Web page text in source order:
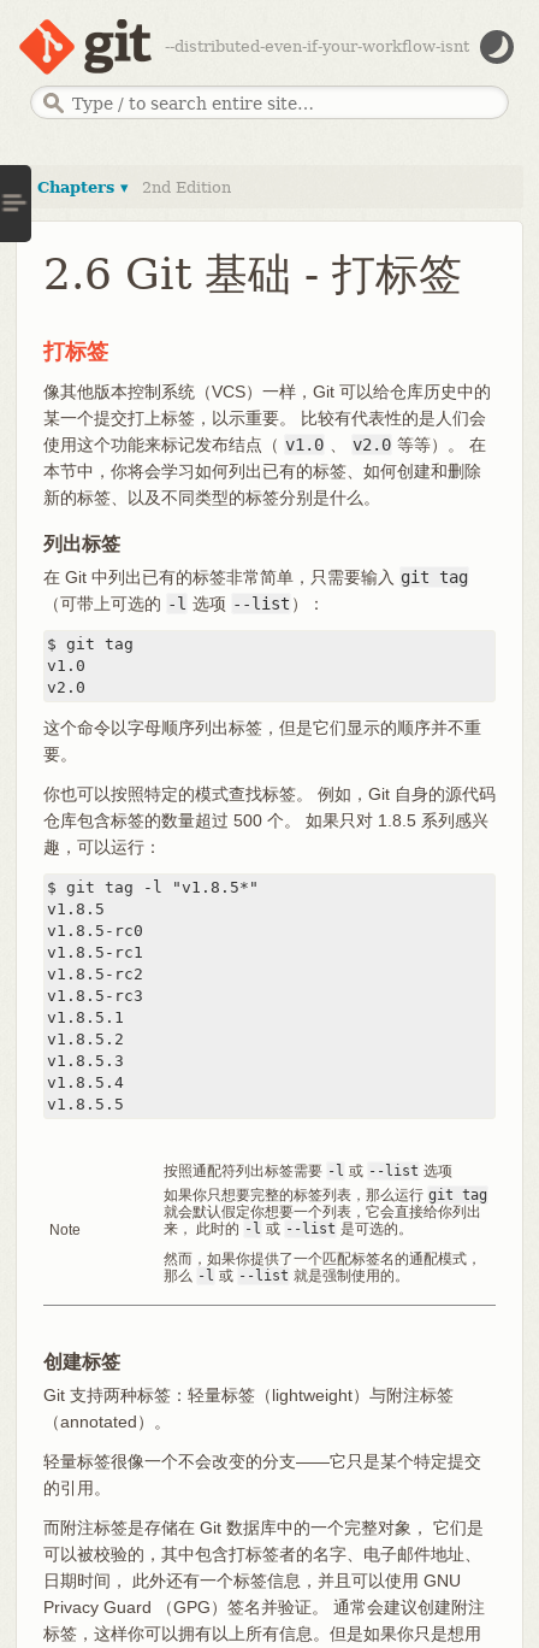
--distributed-even-if-your-workflow-isnt
Chapters ▾ 2nd Edition
2.6 Git 基础 - 打标签
打标签
像其他版本控制系统（VCS）一样，Git 可以给仓库历史中的
某一个提交打上标签，以示重要。 比较有代表性的是人们会
使用这个功能来标记发布结点（ v1.0 v2.0 等等）。 在
本节中，你将会学习如何列出已有的标签、如何创建和删除
新的标签、以及不同类型的标签分别是什么。
列出标签
在 Git 中列出已有的标签非常简单，只需要输入 git tag
（可带上可选的 -l 选项 --list ）：
$ git tag
v1.0
v2.0
这个命令以字母顺序列出标签，但是它们显示的顺序并不重
要。
你也可以按照特定的模式查找标签。 例如，Git 自身的源代码
仓库包含标签的数量超过 500 个。 如果只对 1.8.5 系列感兴
趣，可以运行：
$ git tag -l "v1.8.5*"
v1.8.5
v1.8.5-rc0
v1.8.5-rc1
v1.8.5-rc2
v1.8.5-rc3
v1.8.5.1
v1.8.5.2
v1.8.5.3
v1.8.5.4
v1.8.5.5
Note
按照通配符列出标签需要 -l 或 --list 选项
如果你只想要完整的标签列表，那么运行 git tag
就会默认假定你想要一个列表，它会直接给你列出
来， 此时的 -l 或 --list 是可选的。
然而，如果你提供了一个匹配标签名的通配模式，
那么 -l 或 --list 就是强制使用的。
创建标签
Git 支持两种标签：轻量标签（lightweight）与附注标签
（annotated）。
轻量标签很像一个不会改变的分支——它只是某个特定提交
的引用。
而附注标签是存储在 Git 数据库中的一个完整对象， 它们是
可以被校验的，其中包含打标签者的名字、电子邮件地址、
日期时间， 此外还有一个标签信息，并且可以使用 GNU
Privacy Guard （GPG）签名并验证。 通常会建议创建附注
标签，这样你可以拥有以上所有信息。但是如果你只是想用